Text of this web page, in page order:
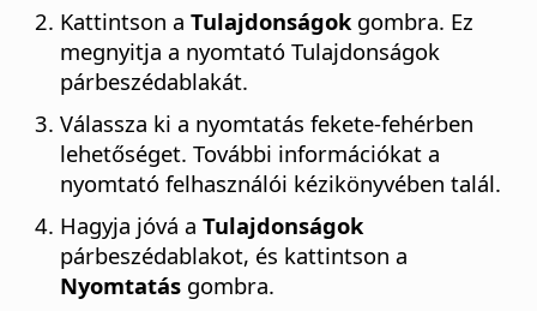
Kattintson a Tulajdonságokgombra. Ez
megnyitja a nyomtató Tulajdonságok
párbeszédablakát.
Válassza ki a nyomtatás fekete-fehérben
lehetőséget. További információkat a
nyomtató felhasználói kézikönyvében talál.
Hagyja jóvá a Tulajdonságok
párbeszédablakot, és kattintson a
Nyomtatás gombra.